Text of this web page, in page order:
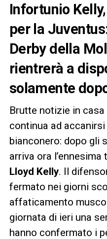
Infortunio
per la
Derby della
rientrerà a
solamente
Brutte notizie in
continua ad
bianconero: dopo gli
arriva ora l’ennesima
Lloyd Kelly. Il
fermato nei giorni
affaticamento
giornata di ieri una
hanno confermato i